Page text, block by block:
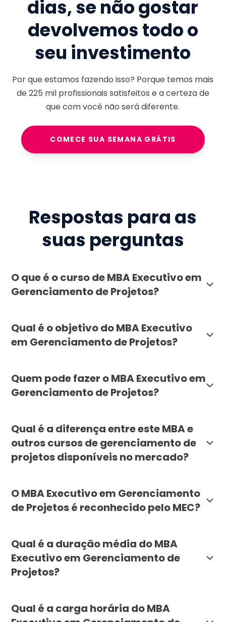
dias, se não gostar
devolvemos todo o
seu investimento
Por que estamos fazendo isso? Porque temos mais
de225 milprofissionais satisfeitos e a certeza de
que com você não será diferente.
COMECE SUA SEMANA GRÁTIS
Respostas para as
suas perguntas
O que é o curso de MBA Executivo em
Gerenciamento de Projetos?
Qual é o objetivo do MBA Executivo
em Gerenciamento de Projetos?
Quem pode fazer o MBA Executivo em
Gerenciamento de Projetos?
Qual é a diferença entre este MBA e
outros cursos de gerenciamento de
projetos disponíveis no mercado?
O MBA Executivo em Gerenciamento
de Projetos é reconhecido pelo MEC?
Qual é a duração média do MBA
Executivo em Gerenciamento de
Projetos?
Qual é a carga horária do MBA